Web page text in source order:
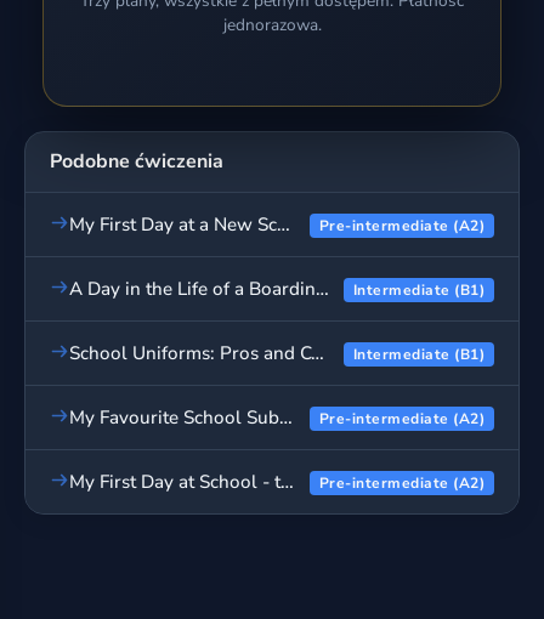
jednorazowa.
Podobne ćwiczenia
My First Day at a New School - test wyboru Pre-intermediate (A2)
A Day in the Life of a Boarding School Student - prawda czy fałsz? Intermediate (B1)
School Uniforms: Pros and Cons - test wyboru Intermediate (B1)
My Favourite School Subjects - test wyboru Pre-intermediate (A2)
My First Day at School - test wyboru Pre-intermediate (A2)